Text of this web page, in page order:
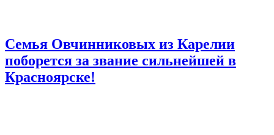
Семья Овчинниковых из Карелии
поборется за звание сильнейшей в
Красноярске!